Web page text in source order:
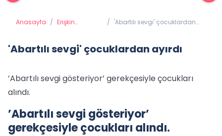
Anasayfa / Erişkin
/ 'Abartılı sevgi' çocuklardan
'Abartılı sevgi' çocuklardan ayırdı
’Abartılı sevgi gösteriyor’ gerekçesiyle çocukları
alındı.
’Abartılı sevgi gösteriyor’
gerekçesiyle çocukları alındı.